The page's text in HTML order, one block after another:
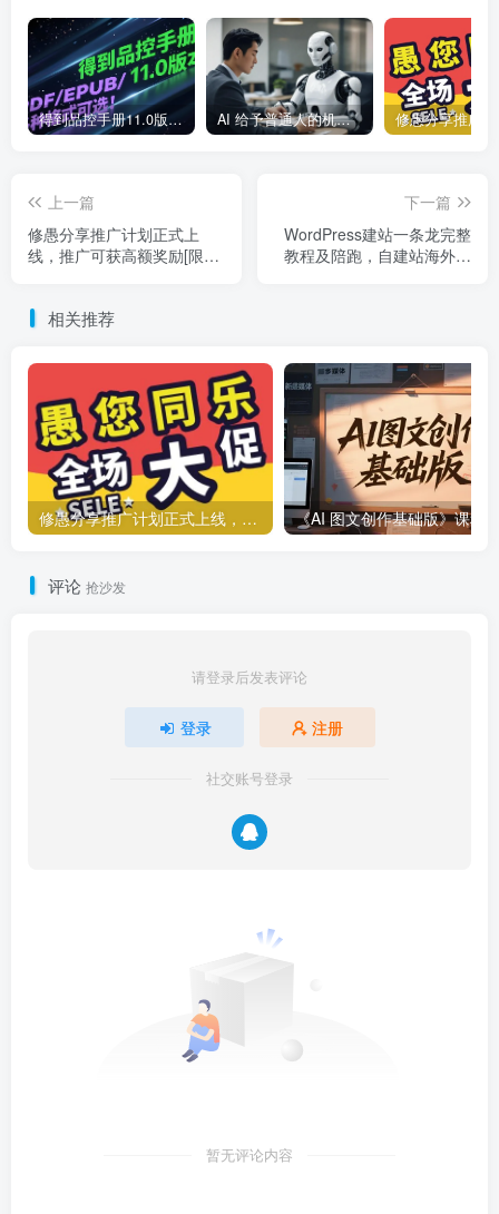
得到品控手册11.0版本，2025最新版，PDF/EPUB/多种格式可选！ AI 给予普通人的机会全景图
上一篇
修愚分享推广计划正式上
线，推广可获高额奖励[限时
下一篇
WordPress建站一条龙完整
教程及陪跑，自建站海外站
相关推荐
修愚分享推广计划正式上线，推广可获高额奖励[限时推广]
评论 抢沙发
请登录后发表评论
登录 注册
社交账号登录
暂无评论内容